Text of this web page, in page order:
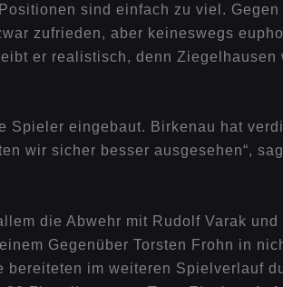
sind einfach zu viel. Gegen
zufrieden, aber keineswegs
er realistisch, denn Ziegelhausen
Spieler eingebaut. Birkenau hat
wir sicher besser ausgesehen“,
die Abwehr mit Rudolf Varak
Gegenüber Torsten Frohn in
im weiteren Spielverlauf